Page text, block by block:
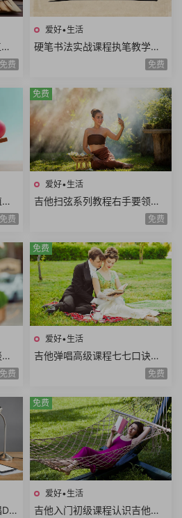
思
免费
爱好•生活
硬笔书法实战课程执笔教学基
本笔画偏旁部首间架结构例字
免费
例
免费
爱好•生活
吉他扫弦系列教程右手要领变
速练习右手切音左手切音组合
免费
免费
谱
免费
爱好•生活
吉他弹唱高级课程七七口诀音
程推算简谱视唱和弦构成音阶
免费
免费
调
爱好•生活
吉他入门初级课程认识吉他调
免费